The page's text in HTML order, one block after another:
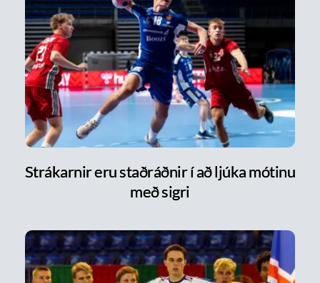
Strákarnir eru staðráðnir í að ljúka mótinu
með sigri